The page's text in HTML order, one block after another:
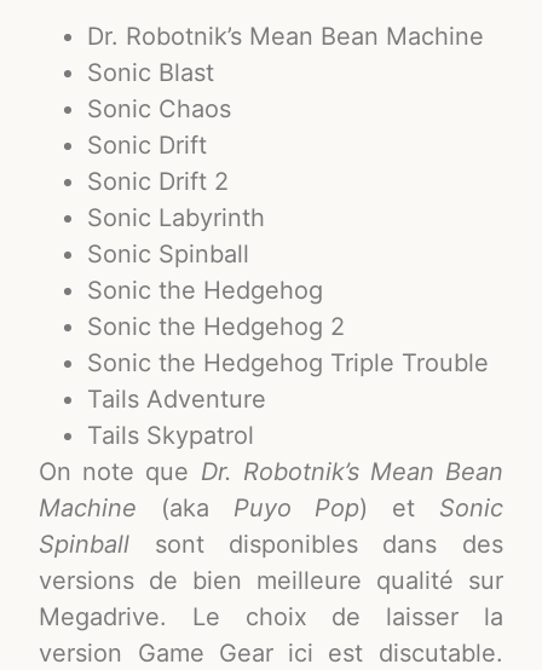
Dr. Robotnik’s Mean Bean Machine
Sonic Blast
Sonic Chaos
Sonic Drift
Sonic Drift 2
Sonic Labyrinth
Sonic Spinball
Sonic the Hedgehog
Sonic the Hedgehog 2
Sonic the Hedgehog Triple Trouble
Tails Adventure
Tails Skypatrol
On note que Dr. Robotnik’s Mean Bean
Machine (aka Puyo Pop) et Sonic
Spinball sont disponibles dans des
versions de bien meilleure qualité sur
Megadrive. Le choix de laisser la
version Game Gear ici est discutable.